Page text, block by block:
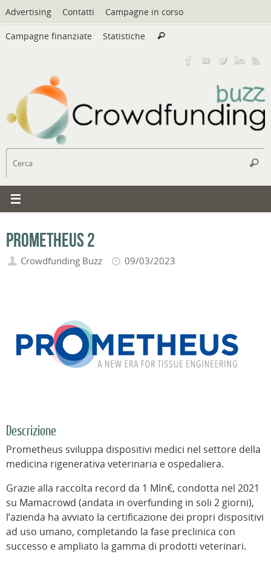
Vai
al
contenuto
Advertising Contatti Campagne in corso
Campagne finanziate Statistiche Cerca
Cerca
Prometheus 2
Crowdfunding Buzz 09/03/2023
Descrizione
Prometheus sviluppa dispositivi medici nel settore della
medicina rigenerativa veterinaria e ospedaliera.
Grazie alla raccolta record da 1 Mln€, condotta nel 2021
su Mamacrowd (andata in overfunding in soli 2 giorni),
l’azienda ha avviato la certificazione dei propri dispositivi
ad uso umano, completando la fase preclinica con
successo e ampliato la gamma di prodotti veterinari.